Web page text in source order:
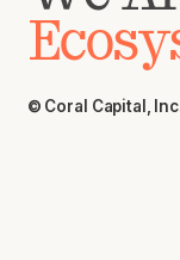
© Coral Capital,